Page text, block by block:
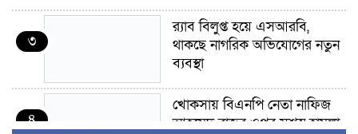
৩
র‍্যাব বিলুপ্ত হয়ে এসআরবি,
থাকছে নাগরিক অভিযোগের নতুন
ব্যবস্থা
৪
খোকসায় বিএনপি নেতা নাফিজ
আহমেদ রাজুর ওপর সশস্ত্র হামলা,